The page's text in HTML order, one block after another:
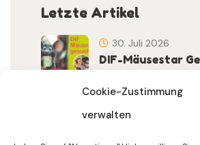
Cookie-Zustimmung
verwalten
Letzte Artikel
DIF-Mäusestar
30. Juli 2026
30. Juli 2026